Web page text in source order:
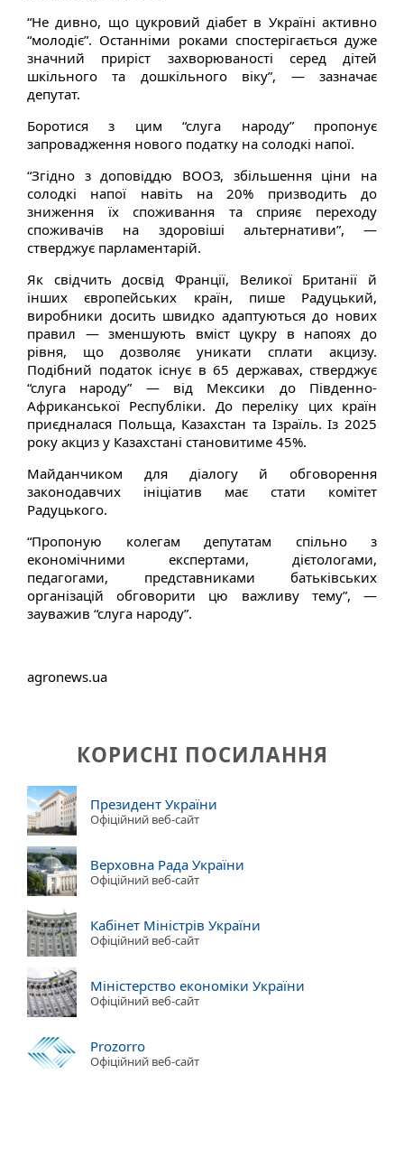
“Не дивно, що цукровий діабет в Україні активно
“молодіє”. Останніми роками спостерігається дуже
значний приріст захворюваності серед дітей
шкільного та дошкільного віку”, — зазначає
депутат.
Боротися з цим “слуга народу” пропонує
запровадження нового податку на солодкі напої.
“Згідно з доповіддю ВООЗ, збільшення ціни на
солодкі напої навіть на 20% призводить до
зниження їх споживання та сприяє переходу
споживачів на здоровіші альтернативи”, —
стверджує парламентарій.
Як свідчить досвід Франції, Великої Британії й
інших європейських країн, пише Радуцький,
виробники досить швидко адаптуються до нових
правил — зменшують вміст цукру в напоях до
рівня, що дозволяє уникати сплати акцизу.
Подібний податок існує в 65 державах, стверджує
“слуга народу” — від Мексики до Південно-
Африканської Республіки. До переліку цих країн
приєдналася Польща, Казахстан та Ізраїль. Із 2025
року акциз у Казахстані становитиме 45%.
Майданчиком для діалогу й обговорення
законодавчих ініціатив має стати комітет
Радуцького.
“Пропоную колегам депутатам спільно з
економічними експертами, дієтологами,
педагогами, представниками батьківських
організацій обговорити цю важливу тему”, —
зауважив “слуга народу”.
agronews.ua
КОРИСНІ ПОСИЛАННЯ
Президент України
Офіційний веб-сайт
Верховна Рада України
Офіційний веб-сайт
Кабінет Міністрів України
Офіційний веб-сайт
Міністерство економіки України
Офіційний веб-сайт
Prozorro
Офіційний веб-сайт